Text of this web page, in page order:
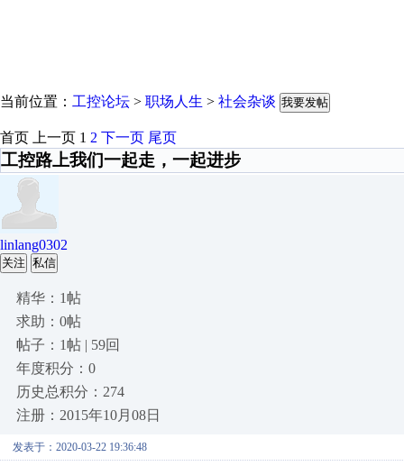
当前位置： 工控论坛 > 职场人生 > 社会杂谈 我要发帖
首页 上一页 1 2 下一页 尾页
工控路上我们一起走，一起进步
linlang0302
关注 私信
精华：1帖
求助：0帖
帖子：1帖 | 59回
年度积分：0
历史总积分：274
注册：2015年10月08日
发表于：2020-03-22 19:36:48